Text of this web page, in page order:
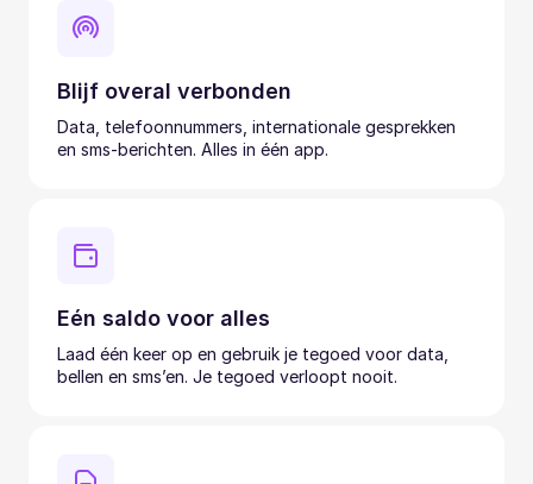
Blijf overal verbonden
Data, telefoonnummers, internationale gesprekken
en sms-berichten. Alles in één app.
Eén saldo voor alles
Laad één keer op en gebruik je tegoed voor data,
bellen en sms’en. Je tegoed verloopt nooit.